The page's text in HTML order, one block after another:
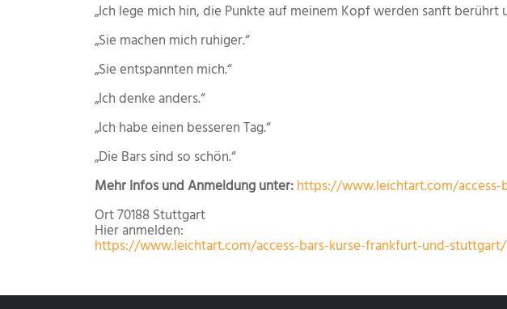
„Ich lege mich hin, die Punkte auf meinem Kopf werden sanft
„Sie machen mich ruhiger.“
„Sie entspannten mich.“
„Ich denke anders.“
„Ich habe einen besseren Tag.“
„Die Bars sind so schön.“
Mehr Infos und Anmeldung unter:https://www.leichtart.com/
Ort70188 Stuttgart
Hier anmelden:
https://www.leichtart.com/access-bars-kurse-frankfurt-und-stuttgart/